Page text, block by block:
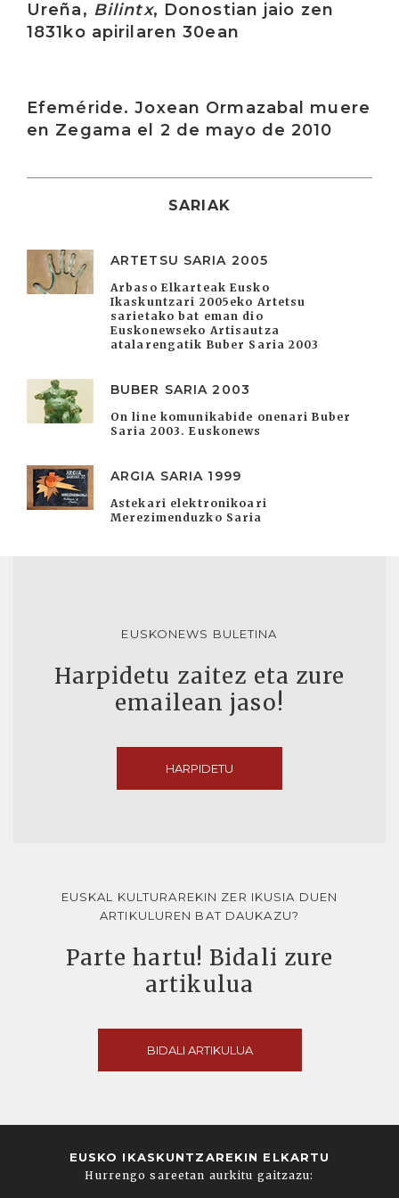
Ureña, Bilintx, Donostian jaio zen
1831ko apirilaren 30ean
Efeméride. Joxean Ormazabal muere
en Zegama el 2 de mayo de 2010
SARIAK
ARTETSU SARIA 2005
Arbaso Elkarteak Eusko
Ikaskuntzari 2005eko Artetsu
sarietako bat eman dio
Euskonewseko Artisautza
atalarengatik Buber Saria 2003
BUBER SARIA 2003
On line komunikabide onenari Buber
Saria 2003. Euskonews
ARGIA SARIA 1999
Astekari elektronikoari
Merezimenduzko Saria
EUSKONEWS BULETINA
Harpidetu zaitez eta zure
emailean jaso!
HARPIDETU
EUSKAL KULTURAREKIN ZER IKUSIA DUEN
ARTIKULUREN BAT DAUKAZU?
Parte hartu! Bidali zure
artikulua
BIDALI ARTIKULUA
EUSKO IKASKUNTZAREKIN ELKARTU
Hurrengo sareetan aurkitu gaitzazu: